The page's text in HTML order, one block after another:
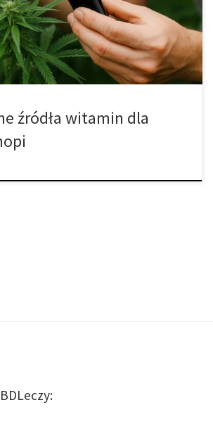
wyjałowienia gleb i rosnącego
świeże produkty, ta metoda stanowi realną
rolnictwa. Jednak to, […]
źródła witamin dla